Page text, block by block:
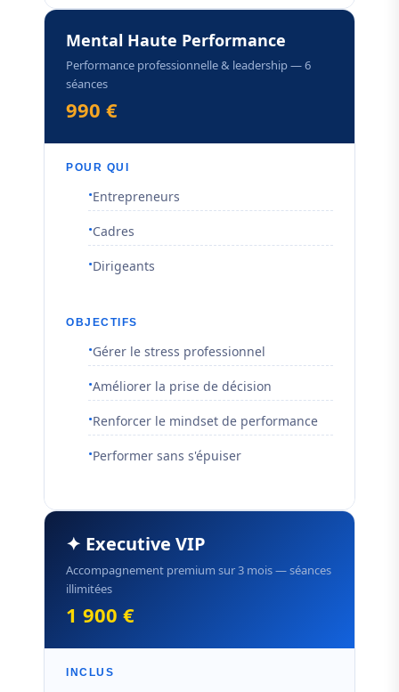
Mental Haute Performance
Performance professionnelle & leadership — 6
séances
990 €
POUR QUI
Entrepreneurs
Cadres
Dirigeants
OBJECTIFS
Gérer le stress professionnel
Améliorer la prise de décision
Renforcer le mindset de performance
Performer sans s'épuiser
✦ Executive VIP
Accompagnement premium sur 3 mois — séances
illimitées
1 900 €
INCLUS